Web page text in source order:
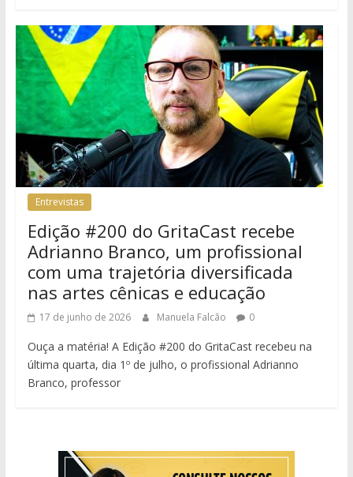
Entrevistas
Edição #200 do GritaCast recebe
Adrianno Branco, um profissional
com uma trajetória diversificada
nas artes cênicas e educação
17 de junho de 2026 Manuela Falcão 0
Ouça a matéria! A Edição #200 do GritaCast recebeu na
última quarta, dia 1º de julho, o profissional Adrianno
Branco, professor